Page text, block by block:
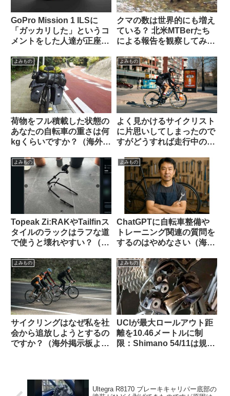
GoPro Mission 1 ILSに
「ガッカリした」というコ
メントをした人達が正座さ
ッドを海外掲示板で発見
クマの数は世界的にも増え
ている？ 北米MTBerたち
による報告を観察してみよ
よみもの
荷物をフル積載した状態の
あなたの自転車の重さは何
kgくらいですか？（海外掲
よみもの
よく見かけるサイクリスト
に片思いしてしまったので
すがどうすれば走行中の彼
（海外掲示板から）
よみもの
Topeak Zi:RAKやTailfinス
タイルのラックはラフな道
で使うと壊れやすい？（海
よみもの
ChatGPTに自転車整備や
トレーニング関連の質問を
するのはやめなさい（海外
察）
よみもの
サイクリングはなぜ私を社
会から追放しようとするの
ですか？（海外掲示板よ
よみもの
UCIが最大ロールアウト距
離を10.46メートルに制
限：Shimano 54/11は規定
Ultegra R8170 ブレーキキャリパー底部の